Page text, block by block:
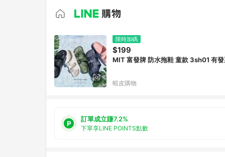
限時加碼
$199
MIT 富發
蝦皮購物
訂單成立賺7.2%
下單享LINE POINTS點數